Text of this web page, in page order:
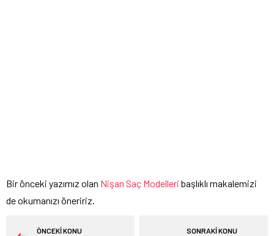
Bir önceki yazımız olan Nişan Saç Modelleri başlıklı makalemizi
de okumanızı öneririz.
ÖNCEKİ KONU SONRAKİ KONU